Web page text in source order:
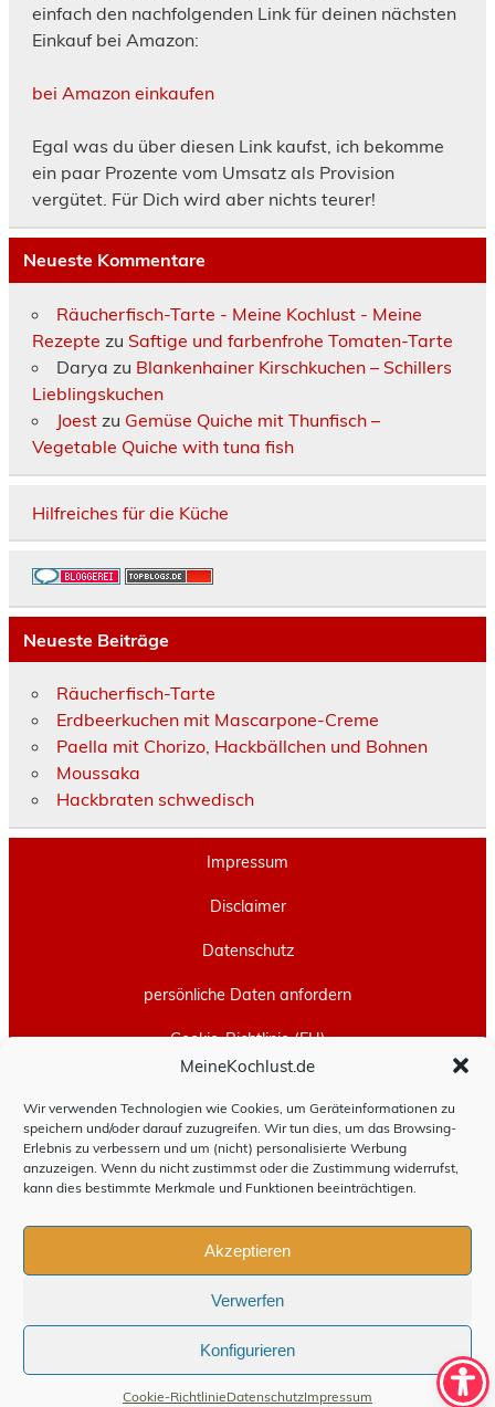
MeineKochlust.de
Wir verwenden Technologien wie Cookies, um Geräteinformationen zu
speichern und/oder darauf zuzugreifen. Wir tun dies, um das Browsing-
Erlebnis zu verbessern und um (nicht) personalisierte Werbung
anzuzeigen. Wenn du nicht zustimmst oder die Zustimmung widerrufst,
kann dies bestimmte Merkmale und Funktionen beeinträchtigen.
Akzeptieren
Verwerfen
Konfigurieren
Cookie-RichtlinieDatenschutzImpressum
einfach den nachfolgenden Link für deinen nächsten
Einkauf bei Amazon:
bei Amazon einkaufen
Egal was du über diesen Link kaufst, ich bekomme
ein paar Prozente vom Umsatz als Provision
vergütet. Für Dich wird aber nichts teurer!
Neueste Kommentare
Räucherfisch-Tarte - Meine Kochlust - Meine
Rezepte zu Saftige und farbenfrohe Tomaten-Tarte
Darya zu Blankenhainer Kirschkuchen – Schillers
Lieblingskuchen
Joestzu Gemüse Quiche mit Thunfisch –
Vegetable Quiche with tuna fish
Hilfreiches für die Küche
Neueste Beiträge
Räucherfisch-Tarte
Erdbeerkuchen mit Mascarpone-Creme
Paella mit Chorizo, Hackbällchen und Bohnen
Moussaka
Hackbraten schwedisch
Impressum
Disclaimer
Datenschutz
persönliche Daten anfordern
Cookie-Richtlinie (EU)